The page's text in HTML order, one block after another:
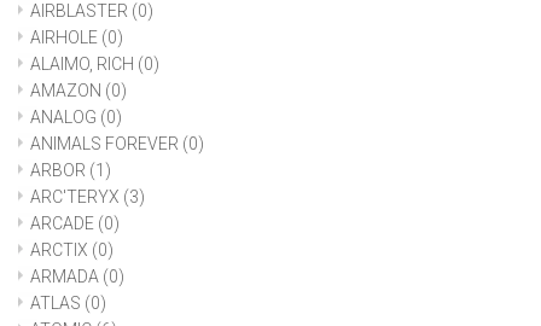
AIRBLASTER (0)
AIRHOLE (0)
ALAIMO, RICH (0)
AMAZON (0)
ANALOG (0)
ANIMALS FOREVER (0)
ARBOR (1)
ARC'TERYX (3)
ARCADE (0)
ARCTIX (0)
ARMADA (0)
ATLAS (0)